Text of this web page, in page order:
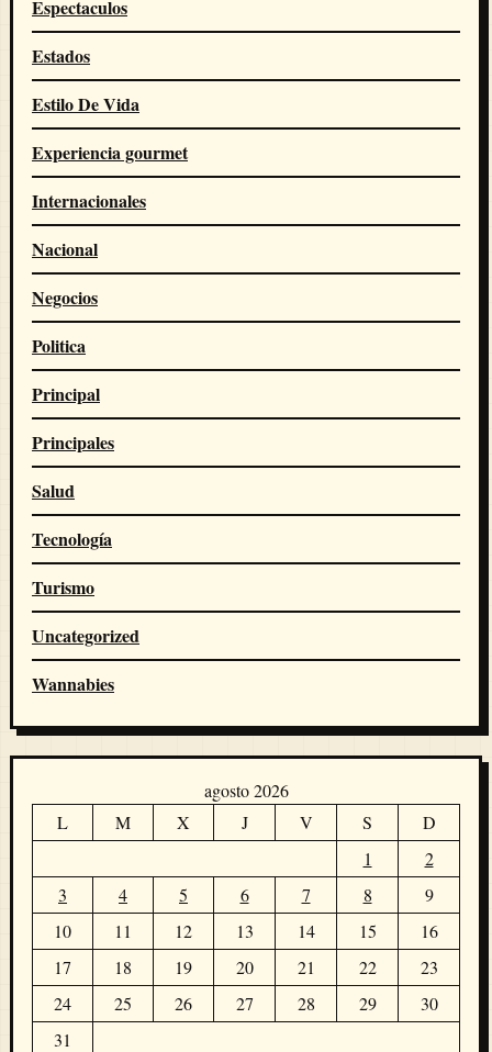
Espectaculos
Estados
Estilo De Vida
Experiencia gourmet
Internacionales
Nacional
Negocios
Politica
Principal
Principales
Salud
Tecnología
Turismo
Uncategorized
Wannabies
agosto 2026
L
M X J V S
D
1
2
3
4 5 6 7 8
9
10
11 12 13 14 15
16
17
18 19 20 21 22
23
24
25 26 27 28 29
30
31